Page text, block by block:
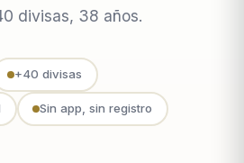
divisas, 38 años.
+40 divisas
Sin app, sin registro